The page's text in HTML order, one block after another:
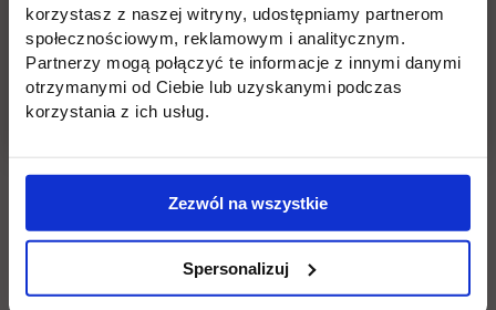
korzystasz z naszej witryny, udostępniamy partnerom
społecznościowym, reklamowym i analitycznym.
Partnerzy mogą połączyć te informacje z innymi danymi
otrzymanymi od Ciebie lub uzyskanymi podczas
korzystania z ich usług.
Zezwól na wszystkie
Spersonalizuj
Baza dydaktyczna
Baza laboratoryjna
BIPlink otwiera się w nowej karcie
Wydział Zamiejscowy Płońsk
Pracalink otwiera się w nowej